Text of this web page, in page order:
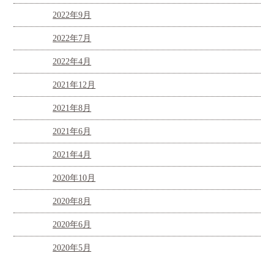
2022年9月
2022年7月
2022年4月
2021年12月
2021年8月
2021年6月
2021年4月
2020年10月
2020年8月
2020年6月
2020年5月